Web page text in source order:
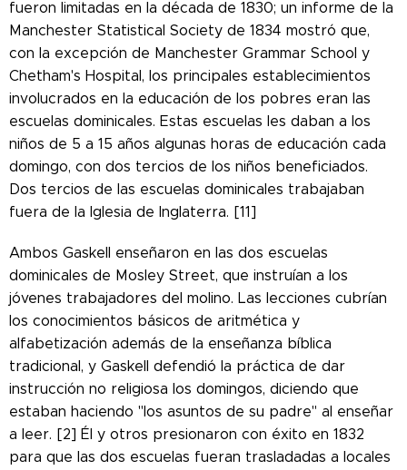
fueron limitadas en la década de 1830; un informe de la
Manchester Statistical Society de 1834 mostró que,
con la excepción de Manchester Grammar School y
Chetham's Hospital, los principales establecimientos
involucrados en la educación de los pobres eran las
escuelas dominicales. Estas escuelas les daban a los
niños de 5 a 15 años algunas horas de educación cada
domingo, con dos tercios de los niños beneficiados.
Dos tercios de las escuelas dominicales trabajaban
fuera de la Iglesia de Inglaterra. [11]
Ambos Gaskell enseñaron en las dos escuelas
dominicales de Mosley Street, que instruían a los
jóvenes trabajadores del molino. Las lecciones cubrían
los conocimientos básicos de aritmética y
alfabetización además de la enseñanza bíblica
tradicional, y Gaskell defendió la práctica de dar
instrucción no religiosa los domingos, diciendo que
estaban haciendo "los asuntos de su padre" al enseñar
a leer. [2] Él y otros presionaron con éxito en 1832
para que las dos escuelas fueran trasladadas a locales